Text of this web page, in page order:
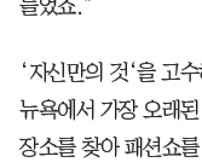
들었죠.”
‘자신만의 것‘을 고
뉴욕에서 가장 오래
장소를 찾아 패션쇼